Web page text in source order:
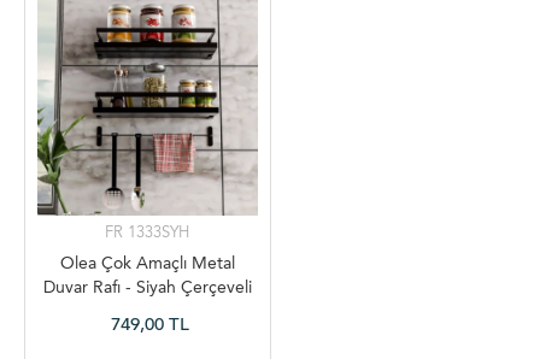
FR 1333SYH
Olea Çok Amaçlı Metal
Duvar Rafı - Siyah Çerçeveli
749,00 TL